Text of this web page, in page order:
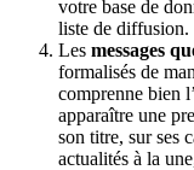
votre base de
liste de diffusion.
Les messages
formalisés de
comprenne bien
apparaître une
son titre, sur ses
actualités à la